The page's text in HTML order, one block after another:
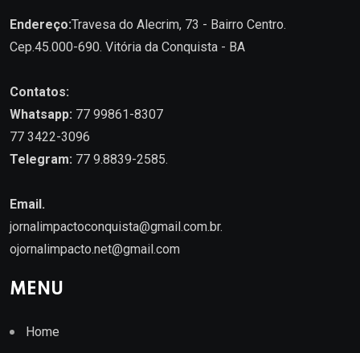
Endereço:Travesa do Alecrim, 73 - Bairro Centro.
Cep.45.000-690. Vitória da Conquista - BA
Contatos:
Whatsapp: 77 99861-8307
77 3422-3096
Telegram: 77 9.8839-2585.
Email.
jornalimpactoconquista@gmail.com.br.
ojornalimpacto.net@gmail.com
MENU
Home